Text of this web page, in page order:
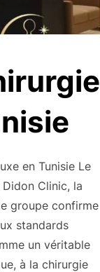
en Tunisie Le
Clinic, la
groupe confirme
standards
un véritable
à la chirurgie